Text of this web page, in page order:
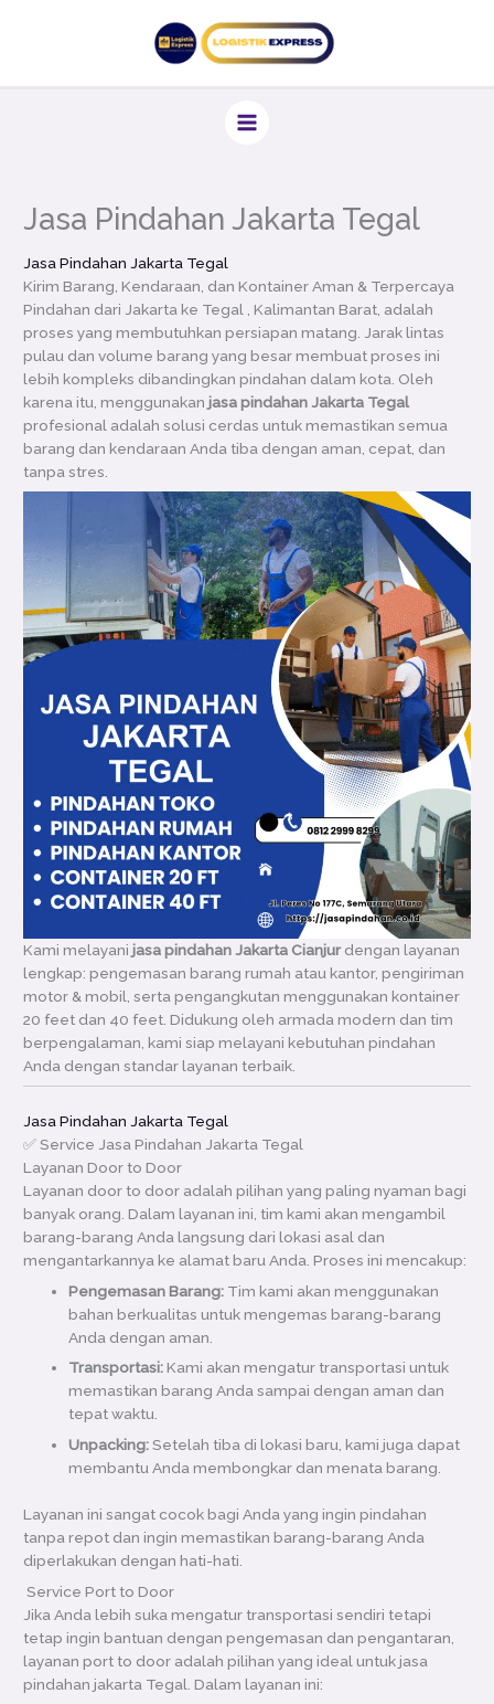
Jasa Pindahan Jakarta Tegal
Jasa Pindahan Jakarta Tegal
Kirim Barang, Kendaraan, dan Kontainer Aman & Terpercaya
Pindahan dari Jakarta ke Tegal , Kalimantan Barat, adalah
proses yang membutuhkan persiapan matang. Jarak lintas
pulau dan volume barang yang besar membuat proses ini
lebih kompleks dibandingkan pindahan dalam kota. Oleh
karena itu, menggunakanjasa pindahan Jakarta Tegal
profesional adalah solusi cerdas untuk memastikan semua
barang dan kendaraan Anda tiba dengan aman, cepat, dan
tanpa stres.
Kami melayanijasa pindahan Jakarta Cianjur dengan layanan
lengkap: pengemasan barang rumah atau kantor, pengiriman
motor & mobil, serta pengangkutan menggunakan kontainer
20 feet dan 40 feet. Didukung oleh armada modern dan tim
berpengalaman, kami siap melayani kebutuhan pindahan
Anda dengan standar layanan terbaik.
Jasa Pindahan Jakarta Tegal
✅ Service Jasa Pindahan Jakarta Tegal
Layanan Door to Door
Layanan door to door adalah pilihan yang paling nyaman bagi
banyak orang. Dalam layanan ini, tim kami akan mengambil
barang-barang Anda langsung dari lokasi asal dan
mengantarkannya ke alamat baru Anda. Proses ini mencakup:
Pengemasan Barang: Tim kami akan menggunakan
bahan berkualitas untuk mengemas barang-barang
Anda dengan aman.
Transportasi:Kami akan mengatur transportasi untuk
memastikan barang Anda sampai dengan aman dan
tepat waktu.
Unpacking:Setelah tiba di lokasi baru, kami juga dapat
membantu Anda membongkar dan menata barang.
Layanan ini sangat cocok bagi Anda yang ingin pindahan
tanpa repot dan ingin memastikan barang-barang Anda
diperlakukan dengan hati-hati.
️ Service Port to Door
Jika Anda lebih suka mengatur transportasi sendiri tetapi
tetap ingin bantuan dengan pengemasan dan pengantaran,
layanan port to door adalah pilihan yang ideal untuk jasa
pindahan jakarta Tegal. Dalam layanan ini: